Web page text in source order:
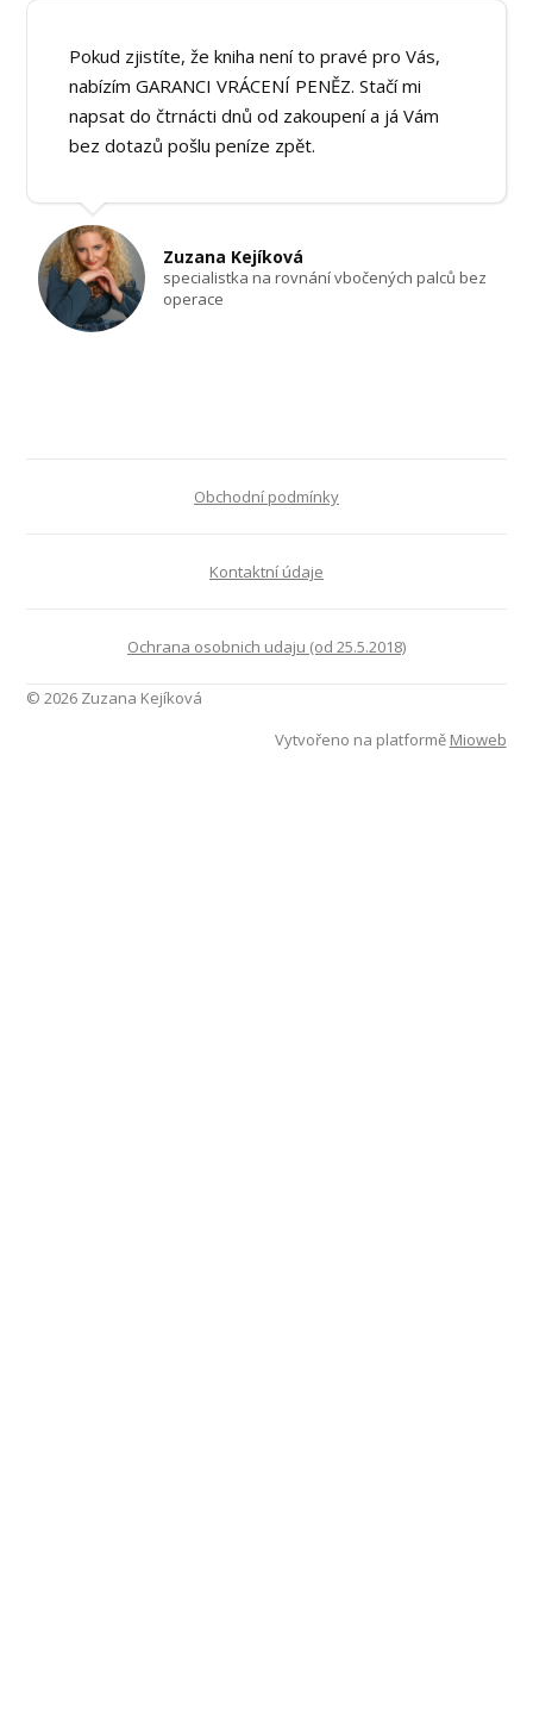
Pokud zjistíte, že kniha není to pravé pro Vás,
nabízím GARANCI VRÁCENÍ PENĚZ. Stačí mi
napsat do čtrnácti dnů od zakoupení a já Vám
bez dotazů pošlu peníze zpět.
Zuzana Kejíková
specialistka na rovnání vbočených palců bez
operace
Obchodní podmínky
Kontaktní údaje
Ochrana osobnich udaju (od 25.5.2018)
© 2026 Zuzana Kejíková
Vytvořeno na platformě Mioweb